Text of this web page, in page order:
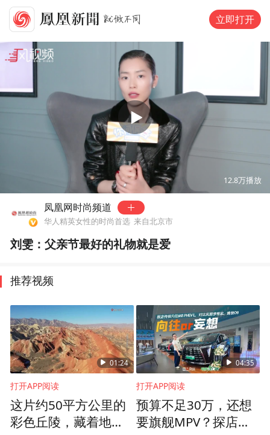
立即打开
06:09
12.8万播放
凤凰网时尚频道
华人精英女性的时尚首选 来自北京市
刘雯：父亲节最好的礼物就是爱
推荐视频
01:24
打开APP阅读
这片约50平方公里的
彩色丘陵，藏着地球
04:35
打开APP阅读
预算不足30万，还想
要旗舰MPV？探店传